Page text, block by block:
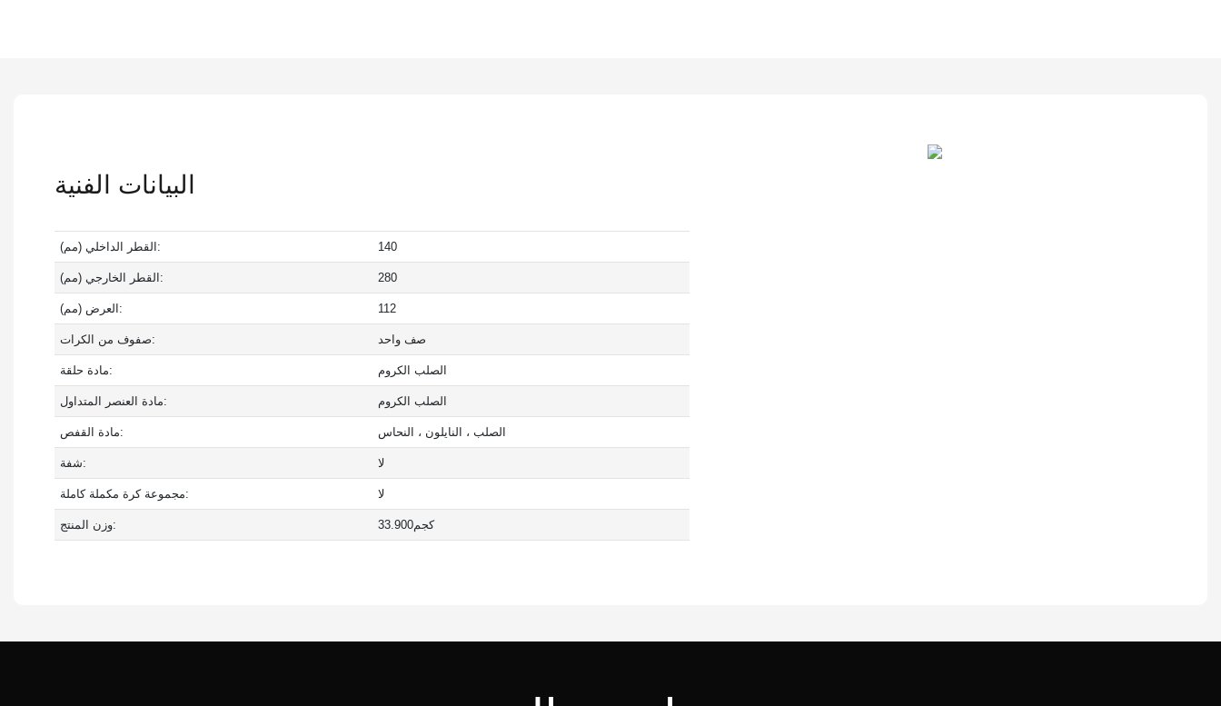
البيانات الفنية
القطر الداخلي (مم): 140
القطر الخارجي (مم): 280
العرض (مم): 112
صفوف من الكرات: صف واحد
مادة حلقة: الصلب الكروم
مادة العنصر المتداول: الصلب الكروم
مادة القفص: الصلب ، النايلون ، النحاس
شفة: لا
مجموعة كرة مكملة كاملة: لا
وزن المنتج: كجم33.900